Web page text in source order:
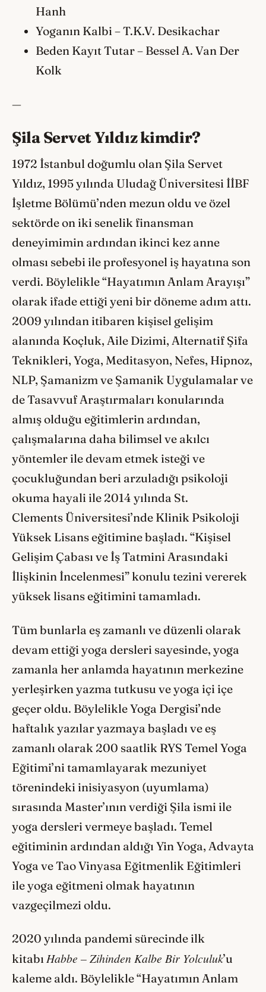
Hanh
Yoganın Kalbi – T.K.V. Desikachar
Beden Kayıt Tutar – Bessel A. Van Der
Kolk
—
Şila Servet Yıldız kimdir?
1972 İstanbul doğumlu olan Şila Servet
Yıldız, 1995 yılında Uludağ Üniversitesi İİBF
İşletme Bölümü’nden mezun oldu ve özel
sektörde on iki senelik finansman
deneyimimin ardından ikinci kez anne
olması sebebi ile profesyonel iş hayatına son
verdi. Böylelikle “Hayatımın Anlam Arayışı”
olarak ifade ettiği yeni bir döneme adım attı.
2009 yılından itibaren kişisel gelişim
alanında Koçluk, Aile Dizimi, Alternatif Şifa
Teknikleri, Yoga, Meditasyon, Nefes, Hipnoz,
NLP, Şamanizm ve Şamanik Uygulamalar ve
de Tasavvuf Araştırmaları konularında
almış olduğu eğitimlerin ardından,
çalışmalarına daha bilimsel ve akılcı
yöntemler ile devam etmek isteği ve
çocukluğundan beri arzuladığı psikoloji
okuma hayali ile 2014 yılında St.
Clements Üniversitesi’nde Klinik Psikoloji
Yüksek Lisans eğitimine başladı. “Kişisel
Gelişim Çabası ve İş Tatmini Arasındaki
İlişkinin İncelenmesi” konulu tezini vererek
yüksek lisans eğitimini tamamladı.
Tüm bunlarla eş zamanlı ve düzenli olarak
devam ettiği yoga dersleri sayesinde, yoga
zamanla her anlamda hayatının merkezine
yerleşirken yazma tutkusu ve yoga içi içe
geçer oldu. Böylelikle Yoga Dergisi’nde
haftalık yazılar yazmaya başladı ve eş
zamanlı olarak 200 saatlik RYS Temel Yoga
Eğitimi’ni tamamlayarak mezuniyet
törenindeki inisiyasyon (uyumlama)
sırasında Master’ının verdiği Şila ismi ile
yoga dersleri vermeye başladı. Temel
eğitiminin ardından aldığı Yin Yoga, Advayta
Yoga ve Tao Vinyasa Eğitmenlik Eğitimleri
ile yoga eğitmeni olmak hayatının
vazgeçilmezi oldu.
2020 yılında pandemi sürecinde ilk
kitabı Habbe – Zihinden Kalbe Bir Yolculuk’u
kaleme aldı. Böylelikle “Hayatımın Anlam